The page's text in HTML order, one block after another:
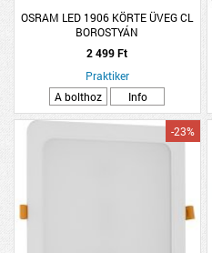
OSRAM LED 1906 KÖRTE ÜVEG CL
BOROSTYÁN
2 499 Ft
Praktiker
A bolthoz
Info
-23%